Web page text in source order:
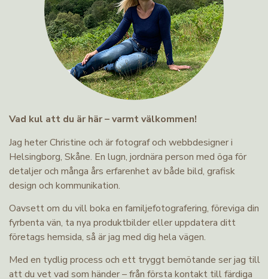
Vad kul att du är här – varmt välkommen!
Jag heter Christine och är fotograf och webbdesigner i
Helsingborg, Skåne. En lugn, jordnära person med öga för
detaljer och många års erfarenhet av både bild, grafisk
design och kommunikation.
Oavsett om du vill boka en familjefotografering, föreviga din
fyrbenta vän, ta nya produktbilder eller uppdatera ditt
företags hemsida, så är jag med dig hela vägen.
Med en tydlig process och ett tryggt bemötande ser jag till
att du vet vad som händer – från första kontakt till färdiga